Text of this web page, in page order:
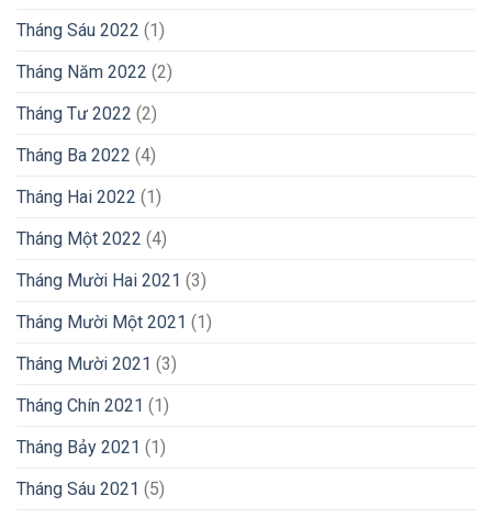
Tháng Sáu 2022 (1)
Tháng Năm 2022 (2)
Tháng Tư 2022 (2)
Tháng Ba 2022 (4)
Tháng Hai 2022 (1)
Tháng Một 2022 (4)
Tháng Mười Hai 2021 (3)
Tháng Mười Một 2021 (1)
Tháng Mười 2021 (3)
Tháng Chín 2021 (1)
Tháng Bảy 2021 (1)
Tháng Sáu 2021 (5)